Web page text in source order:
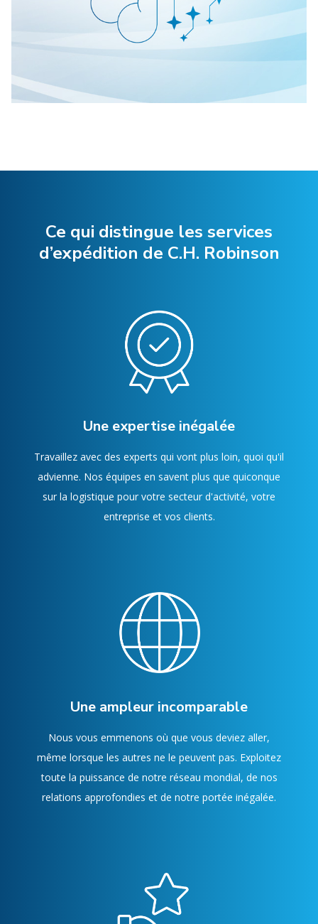
Ce qui distingue les services
d’expédition de C.H. Robinson
Une expertise inégalée
Travaillez avec des experts qui vont plus loin, quoi qu'il
advienne. Nos équipes en savent plus que quiconque
sur la logistique pour votre secteur d'activité, votre
entreprise et vos clients.
Une ampleur incomparable
Nous vous emmenons où que vous deviez aller,
même lorsque les autres ne le peuvent pas. Exploitez
toute la puissance de notre réseau mondial, de nos
relations approfondies et de notre portée inégalée.